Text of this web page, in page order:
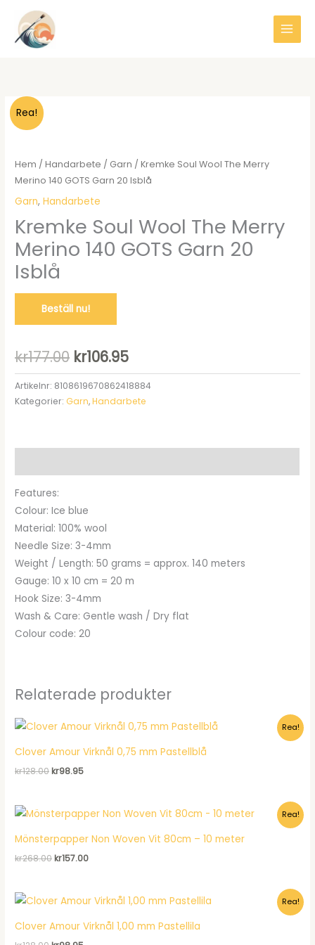
Hoppa
innehåll
Rea!
Hem /Handarbete / Garn / Kremke Soul Wool The Merry
Merino 140 GOTS Garn 20 Isblå
Garn,Handarbete
Kremke Soul Wool The Merry
Merino 140 GOTS Garn 20
Isblå
Beställ nu!
kr177.00 Det
ursprungliga
priset
kr106.95Det
nuvarande
priset
Artikelnr: 8108619670862418884
Kategorier: Garn,Handarbete
Features:
Colour: Ice blue
Material: 100% wool
Needle Size: 3-4mm
Weight / Length: 50 grams = approx. 140 meters
Gauge: 10 x 10 cm = 20 m
Hook Size: 3-4mm
Wash & Care: Gentle wash / Dry flat
Colour code: 20
Relaterade produkter
Rea!
Clover Amour Virknål 0,75 mm Pastellblå
kr128.00Det
kr128.00.
kr98.95Det
kr98.95.
Rea!
Mönsterpapper Non Woven Vit 80cm – 10 meter
kr268.00Det
kr268.00.
kr157.00Det
kr157.00.
Rea!
Clover Amour Virknål 1,00 mm Pastellila